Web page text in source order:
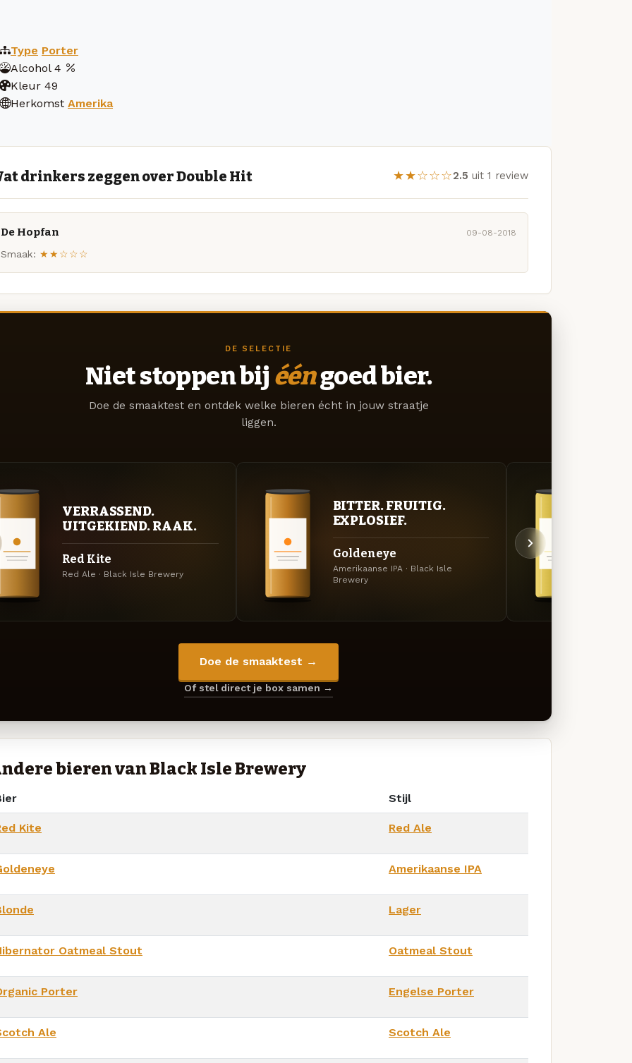
Type Porter
Alcohol 4
Kleur 49
Herkomst Amerika
drinkers zeggen over Double Hit ★★☆☆☆2.5 uit 1 review
De Hopfan 09-08-2018
Smaak: ★★☆☆☆
DE SELECTIE
Niet stoppen bij ééngoed bier.
Doe de smaaktest en ontdek welke bieren écht in jouw straatje
liggen.
VERRASSEND.
UITGEKIEND. RAAK.
Red Kite
Red Ale · Black Isle Brewery
BITTER. FRUITIG.
EXPLOSIEF.
Goldeneye
Amerikaanse IPA · Black Isle
Brewery
Doe de smaaktest →
Of stel direct je box samen →
bieren van Black Isle Brewery
Stijl
Kite Red Ale
Amerikaanse IPA
Lager
Oatmeal Stout Oatmeal Stout
Porter Engelse Porter
Ale Scotch Ale